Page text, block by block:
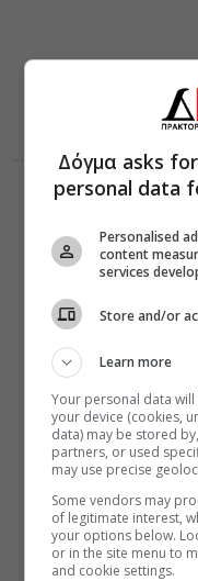
Δόγμα asks
personal data
Personalised
content
services
Store and/or
Learn more
Your personal data
your device (cookies,
data) may be stored
partners, or used
may use precise
Some vendors may
of legitimate interest,
your options below.
or in the site menu to
and cookie settings.